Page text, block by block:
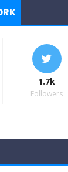
1.7k
Followers